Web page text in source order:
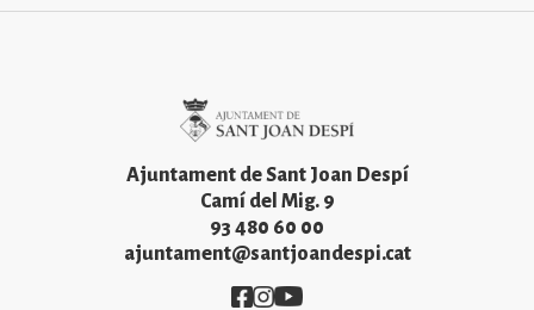
Ajuntament de Sant Joan Despí
Camí del Mig. 9
93 480 60 00
ajuntament@santjoandespi.cat
Imatge
Imatge
Imatge